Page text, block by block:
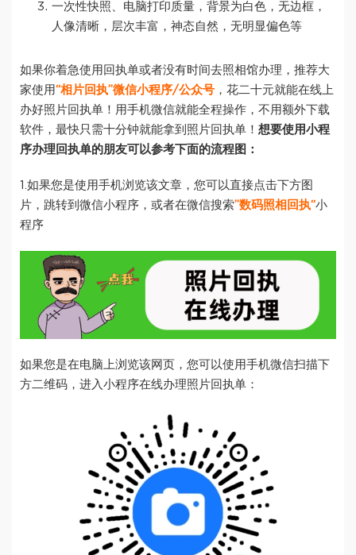
一次性快照、电脑打印质量，背景为白色，无边框，
人像清晰，层次丰富，神态自然，无明显偏色等
如果你着急使用回执单或者没有时间去照相馆办理，推荐大
家使用“相片回执”微信小程序/公众号 ，花二十元就能在线上
办好照片回执单！用手机微信就能全程操作，不用额外下载
软件，最快只需十分钟就能拿到照片回执单！ 想要使用小程
序办理回执单的朋友可以参考下面的流程图：
1.如果您是使用手机浏览该文章，您可以直接点击下方图
片，跳转到微信小程序，或者在微信搜索”数码照相回执“小
程序
如果您是在电脑上浏览该网页，您可以使用手机微信扫描下
方二维码，进入小程序在线办理照片回执单：